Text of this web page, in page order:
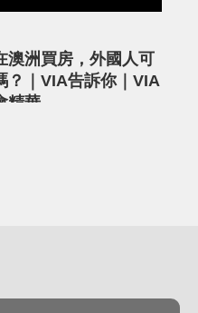
澳洲買房，外國人可
？｜VIA告訴你｜VIA
精華